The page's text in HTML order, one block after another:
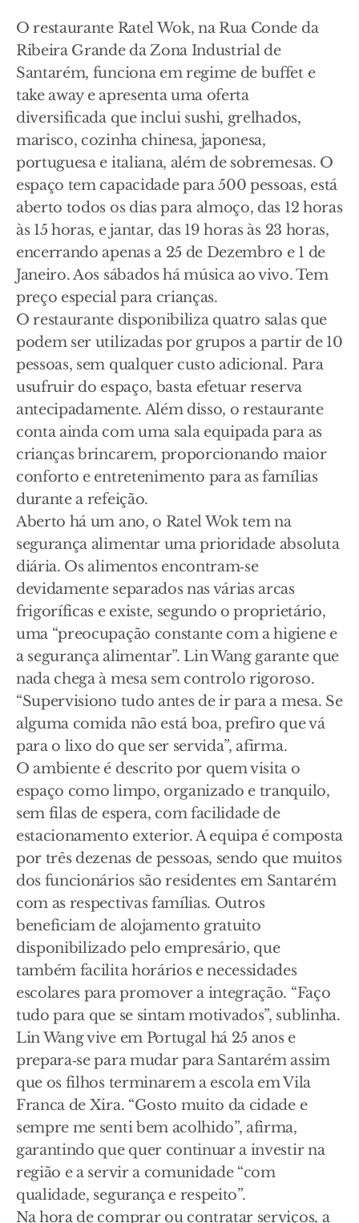
O restaurante Ratel Wok, na Rua Conde da
Ribeira Grande da Zona Industrial de
Santarém, funciona em regime de buffet e
take away e apresenta uma oferta
diversificada que inclui sushi, grelhados,
marisco, cozinha chinesa, japonesa,
portuguesa e italiana, além de sobremesas. O
espaço tem capacidade para 500 pessoas, está
aberto todos os dias para almoço, das 12 horas
às 15 horas, e jantar, das 19 horas às 23 horas,
encerrando apenas a 25 de Dezembro e 1 de
Janeiro. Aos sábados há música ao vivo. Tem
preço especial para crianças.
O restaurante disponibiliza quatro salas que
podem ser utilizadas por grupos a partir de 10
pessoas, sem qualquer custo adicional. Para
usufruir do espaço, basta efetuar reserva
antecipadamente. Além disso, o restaurante
conta ainda com uma sala equipada para as
crianças brincarem, proporcionando maior
conforto e entretenimento para as famílias
durante a refeição.
Aberto há um ano, o Ratel Wok tem na
segurança alimentar uma prioridade absoluta
diária. Os alimentos encontram‑se
devidamente separados nas várias arcas
frigoríficas e existe, segundo o proprietário,
uma “preocupação constante com a higiene e
a segurança alimentar”. Lin Wang garante que
nada chega à mesa sem controlo rigoroso.
“Supervisiono tudo antes de ir para a mesa. Se
alguma comida não está boa, prefiro que vá
para o lixo do que ser servida”, afirma.
O ambiente é descrito por quem visita o
espaço como limpo, organizado e tranquilo,
sem filas de espera, com facilidade de
estacionamento exterior. A equipa é composta
por três dezenas de pessoas, sendo que muitos
dos funcionários são residentes em Santarém
com as respectivas famílias. Outros
beneficiam de alojamento gratuito
disponibilizado pelo empresário, que
também facilita horários e necessidades
escolares para promover a integração. “Faço
tudo para que se sintam motivados”, sublinha.
Lin Wang vive em Portugal há 25 anos e
prepara‑se para mudar para Santarém assim
que os filhos terminarem a escola em Vila
Franca de Xira. “Gosto muito da cidade e
sempre me senti bem acolhido”, afirma,
garantindo que quer continuar a investir na
região e a servir a comunidade “com
qualidade, segurança e respeito”.
Na hora de comprar ou contratar serviços, a